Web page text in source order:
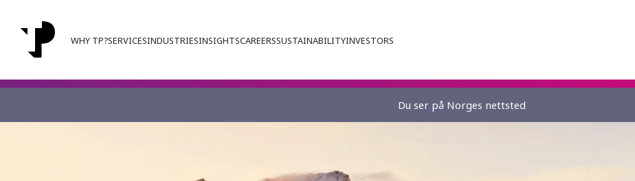
WHY TP?SERVICESINDUSTRIESINSIGHTSCAREERSSUSTAINABILITYINVESTORS
Du ser på Norges nettsted